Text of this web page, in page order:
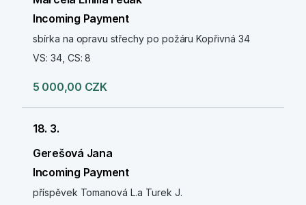
Incoming Payment
sbírka na opravu střechy po požáru Kopřivná 34
VS: 34, CS: 8
5 000,00 CZK
18. 3.
Gerešová Jana
Incoming Payment
příspěvek Tomanová L.a Turek J.